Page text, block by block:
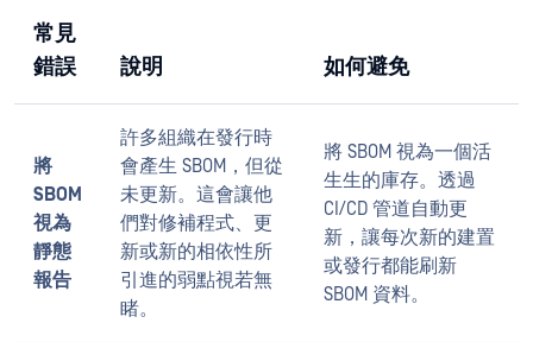
常見
錯誤
說明 如何避免
將
SBOM
視為
靜態
報告
許多組織在發行時
會產生 SBOM，但從
未更新。這會讓他
們對修補程式、更
新或新的相依性所
引進的弱點視若無
睹。
將 SBOM 視為一個活
生生的庫存。透過
CI/CD 管道自動更
新，讓每次新的建置
或發行都能刷新
SBOM 資料。